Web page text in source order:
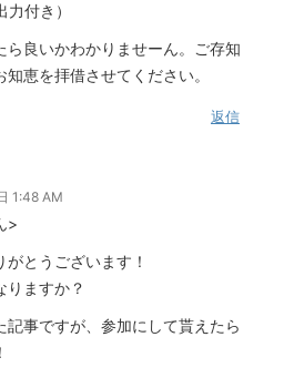
力付き）
ら良いかわかりませーん。ご存知
知恵を拝借させてください。
返信
1:48 AM
>
がとうございます！
りますか？
記事ですが、参加にして貰えたら